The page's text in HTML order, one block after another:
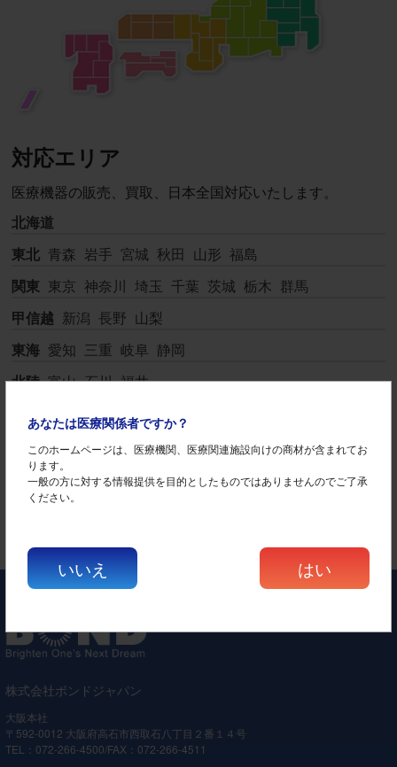
あなたは医療関係者ですか？
このホームページは、医療機関、医療関連施設向けの商材が含まれてお
ります。
一般の方に対する情報提供を目的としたものではありませんのでご了承
ください。
いいえ はい
対応エリア
医療機器の販売、買取、日本全国対応いたします。
北海道
東北 青森 岩手 宮城 秋田 山形 福島
関東 東京 神奈川 埼玉 千葉 茨城 栃木 群馬
甲信越 新潟 長野 山梨
東海 愛知 三重 岐阜 静岡
北陸 富山 石川 福井
近畿
大阪 京都 兵庫 滋賀
中国 広島 鳥取 島根 岡山
山口
四国 徳島 香川 愛媛 高知
九州・沖縄
株式会社ボンドジャパン
大阪本社
〒592-0012 大阪府高石市西取石八丁目２番１４号
TEL：072-266-4500/FAX：072-266-4511